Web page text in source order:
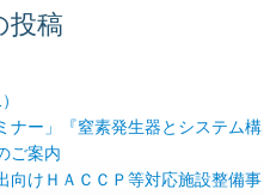
投稿
ナー」『窒素発生器とシステム構
ご案内
向けＨＡＣＣＰ等対応施設整備事